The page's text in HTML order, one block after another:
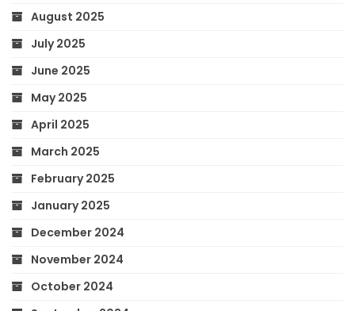
August 2025
July 2025
June 2025
May 2025
April 2025
March 2025
February 2025
January 2025
December 2024
November 2024
October 2024